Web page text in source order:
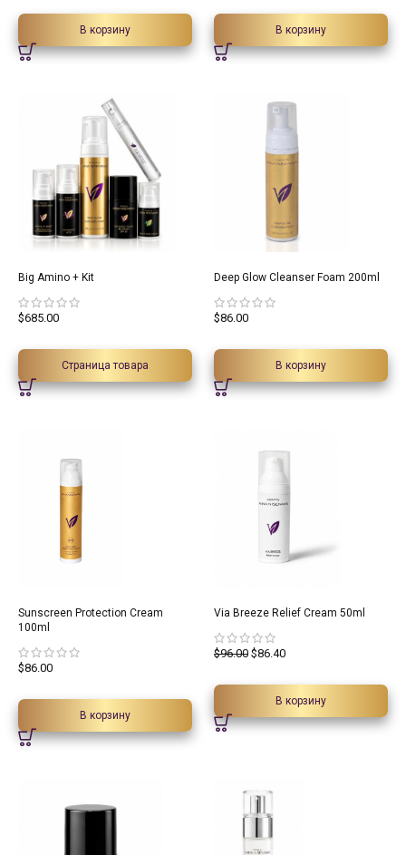
В корзину В корзину
Big Amino + Kit
$685.00
Страница товара
Deep Glow Cleanser Foam 200ml
$86.00
В корзину
Sunscreen Protection Cream
100ml
$86.00
В корзину
10%
Via Breeze Relief Cream 50ml
$96.00 $86.40
В корзину